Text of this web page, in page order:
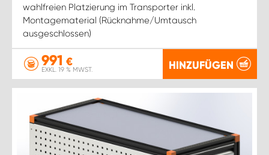
wahlfreien Platzierung im Transporter inkl.
Montagematerial (Rücknahme/Umtausch
ausgeschlossen)
991 €
EXKL. 19 % MWST. HINZUFÜGEN